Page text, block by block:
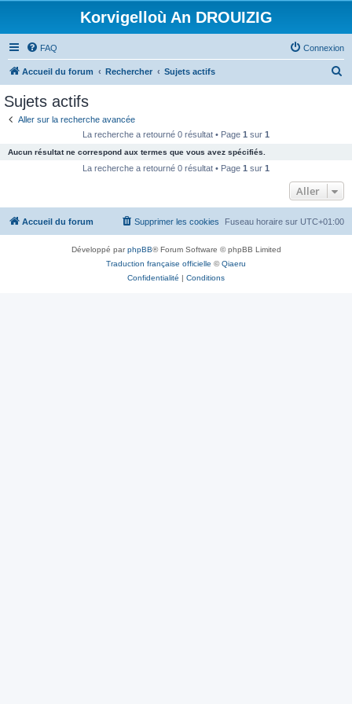
Korvigelloù An DROUIZIG
FAQ Connexion
Accueil du forum Rechercher Sujets actifs
c
e
Sujets actifs
Aller sur la recherche avancée
La recherche a retourné 0 résultat • Page 1 sur 1
Aucun résultat ne correspond aux termes que vous avez spécifiés.
La recherche a retourné 0 résultat • Page 1 sur 1
Aller
Accueil du forum Fuseau horaire sur UTC+01:00
Supprimer les cookies
Développé parphpBB® Forum Software © phpBB Limited
Traduction française officielle ©Qiaeru
Confidentialité | Conditions